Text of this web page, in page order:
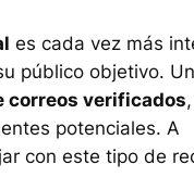
es cada vez más
público objetivo.
correos verificados
potenciales. A
con este tipo de